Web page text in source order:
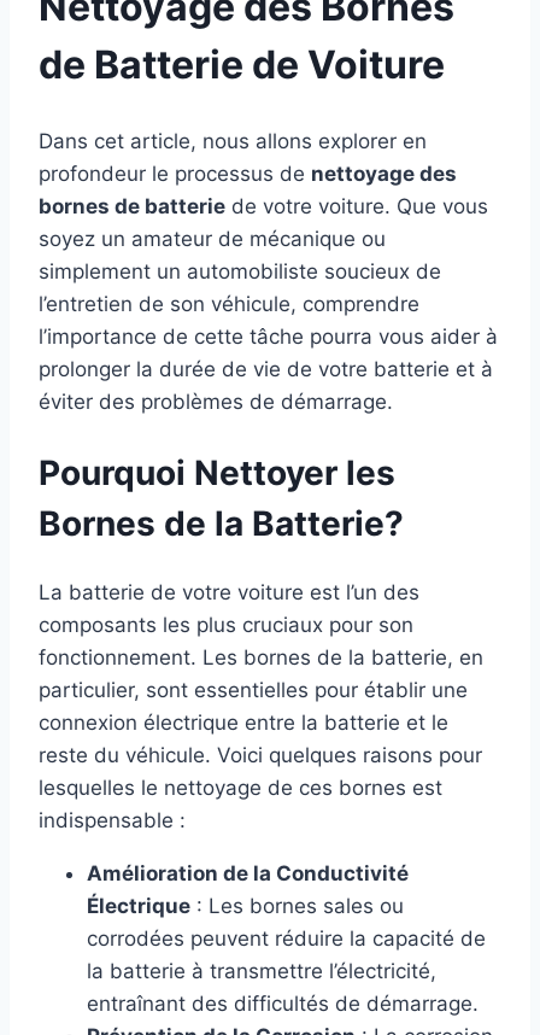
de Batterie de Voiture
Dans cet article, nous allons explorer en
profondeur le processus de nettoyage des
bornes de batterie de votre voiture. Que vous
soyez un amateur de mécanique ou
simplement un automobiliste soucieux de
l’entretien de son véhicule, comprendre
l’importance de cette tâche pourra vous aider à
prolonger la durée de vie de votre batterie et à
éviter des problèmes de démarrage.
Pourquoi Nettoyer les
Bornes de la Batterie?
La batterie de votre voiture est l’un des
composants les plus cruciaux pour son
fonctionnement. Les bornes de la batterie, en
particulier, sont essentielles pour établir une
connexion électrique entre la batterie et le
reste du véhicule. Voici quelques raisons pour
lesquelles le nettoyage de ces bornes est
indispensable :
Amélioration de la Conductivité
Électrique : Les bornes sales ou
corrodées peuvent réduire la capacité de
la batterie à transmettre l’électricité,
entraînant des difficultés de démarrage.